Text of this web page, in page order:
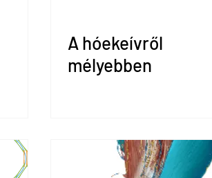
A hóekeívről
mélyebben